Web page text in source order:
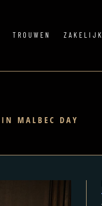
TROUWEN ZAKELIJK
MALBEC DAY